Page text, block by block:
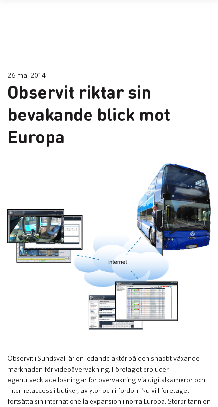
26 maj 2014
Observit riktar sin
bevakande blick mot
Europa
​Observit i Sundsvall är en ledande aktör på den snabbt växande
marknaden för videoövervakning. Företaget erbjuder
egenutvecklade lösningar för övervakning via digitalkameror och
Internetaccess i butiker, av ytor och i fordon. Nu vill företaget
fortsätta sin internationella expansion i norra Europa. Storbritannien